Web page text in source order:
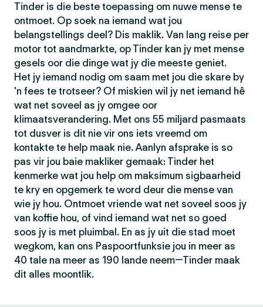
Tinder is die beste toepassing om nuwe mense te
ontmoet. Op soek na iemand wat jou
belangstellings deel? Dis maklik. Van lang reise per
motor tot aandmarkte, op Tinder kan jy met mense
gesels oor die dinge wat jy die meeste geniet.
Het jy iemand nodig om saam met jou die skare by
'n fees te trotseer? Of miskien wil jy net iemand hê
wat net soveel as jy omgee oor
klimaatsverandering. Met ons 55 miljard pasmaats
tot dusver is dit nie vir ons iets vreemd om
kontakte te help maak nie. Aanlyn afsprake is so
pas vir jou baie makliker gemaak: Tinder het
kenmerke wat jou help om maksimum sigbaarheid
te kry en opgemerk te word deur die mense van
wie jy hou. Ontmoet vriende wat net soveel soos jy
van koffie hou, of vind iemand wat net so goed
soos jy is met pluimbal. En as jy uit die stad moet
wegkom, kan ons Paspoortfunksie jou in meer as
40 tale na meer as 190 lande neem—Tinder maak
dit alles moontlik.